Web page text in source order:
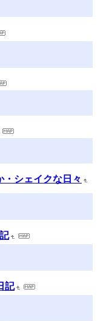
・シェイクな日々
記